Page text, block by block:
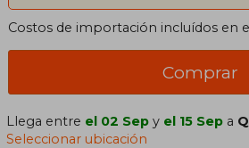
Costos de importación incluídos en
Comprar
Llega entre el 02 Sep y el 15 Sep a
Seleccionar ubicación